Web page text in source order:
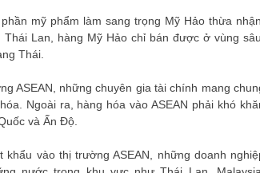
mỹ phẩm làm sang trọng Mỹ Hảo thừa nhận,
Lan, hàng Mỹ Hảo chỉ bán được ở vùng sâu,
Thái.
ASEAN, những chuyên gia tài chính mang
Ngoài ra, hàng hóa vào ASEAN phải khó
và Ấn Độ.
vào thị trường ASEAN, những doanh